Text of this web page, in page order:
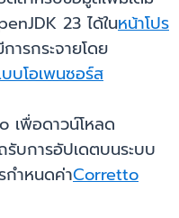
23 ได้ในหน้าโปร
รกระจายโดย
บโอเพนซอร์ส
เพื่อดาวน์โหลด
บการอัปเดตบนระบบ
กำหนดค่าCorretto